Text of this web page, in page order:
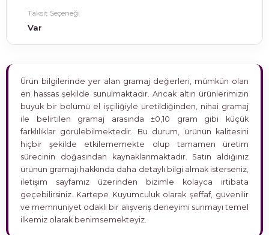
Taksit Seçeneği
Var
Ürün bilgilerinde yer alan gramaj değerleri, mümkün olan
en hassas şekilde sunulmaktadır. Ancak altın ürünlerimizin
büyük bir bölümü el işçiliğiyle üretildiğinden, nihai gramaj
ile belirtilen gramaj arasında ±0,10 gram gibi küçük
farklılıklar görülebilmektedir. Bu durum, ürünün kalitesini
hiçbir şekilde etkilememekte olup tamamen üretim
sürecinin doğasından kaynaklanmaktadır. Satın aldığınız
ürünün gramajı hakkında daha detaylı bilgi almak isterseniz,
iletişim sayfamız üzerinden bizimle kolayca irtibata
geçebilirsiniz. Kartepe Kuyumculuk olarak şeffaf, güvenilir
ve memnuniyet odaklı bir alışveriş deneyimi sunmayı temel
ilkemiz olarak benimsemekteyiz.